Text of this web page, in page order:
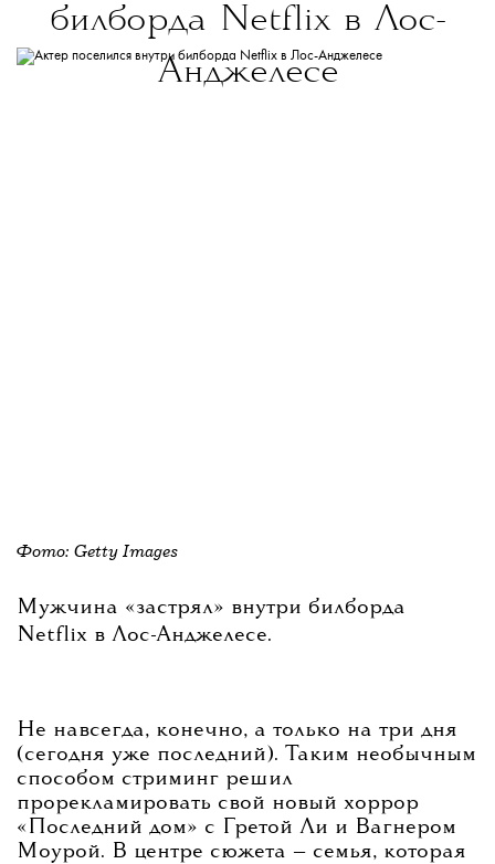
билборда Netflix в Лос-
Анджелесе
Фото: Getty Images
Мужчина «застрял» внутри билборда
Netflix в Лос-Анджелесе.
Не навсегда, конечно, а только на три дня
(сегодня уже последний). Таким необычным
способом стриминг решил
прорекламировать свой новый хоррор
«Последний дом» с Гретой Ли и Вагнером
Моурой. В центре сюжета — семья, которая